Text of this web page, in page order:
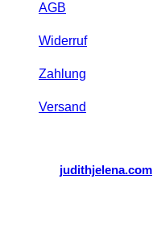
AGB
Widerruf
Zahlung
Versand
judithjelena.com